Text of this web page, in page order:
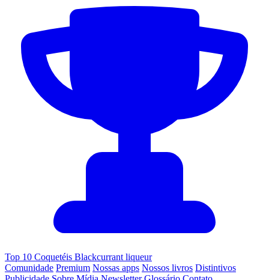
Top 10 Coquetéis Blackcurrant liqueur
Comunidade Premium Nossas apps Nossos livros Distintivos